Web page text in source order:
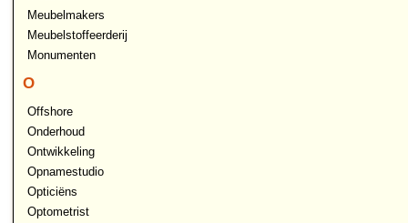
Meubelmakers
Meubelstoffeerderij
Monumenten
O
Offshore
Onderhoud
Ontwikkeling
Opnamestudio
Opticiëns
Optometrist